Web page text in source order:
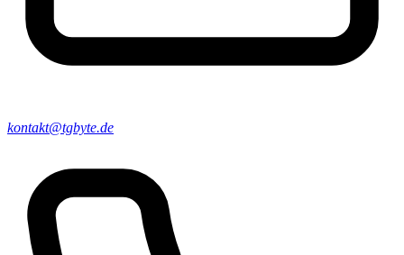
kontakt@tgbyte.de